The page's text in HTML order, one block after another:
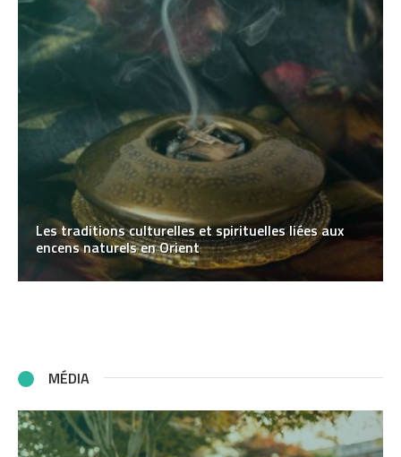
Les traditions culturelles et spirituelles liées aux
encens naturels en Orient
MÉDIA